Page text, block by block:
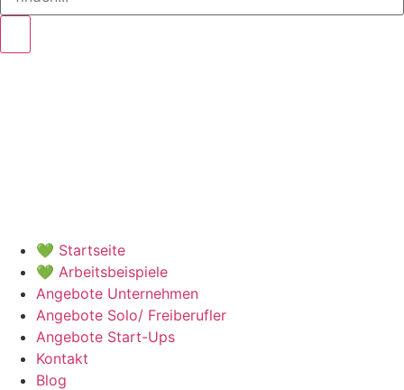
💚 Startseite
💚 Arbeitsbeispiele
Angebote Unternehmen
Angebote Solo/ Freiberufler
Angebote Start-Ups
Kontakt
Blog